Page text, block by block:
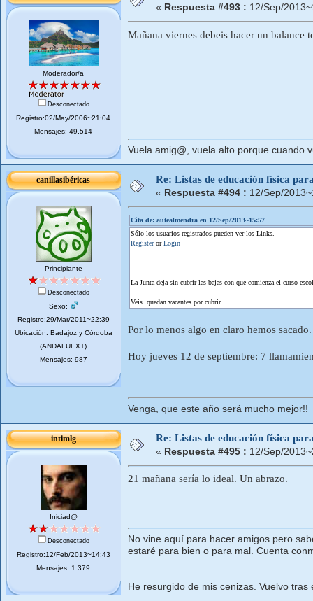
Moderador/a
Desconectado
Registro:02/May/2006~21:04
Mensajes: 49.514
« Respuesta #493 : 12/Sep/
Mañana viernes debeis hacer un balance
Vuela amig@, vuela alto porque cuando
canillasibéricas
Principiante
Desconectado
Sexo:
Registro:29/Mar/2011~22:39
Ubicación: Badajoz y Córdoba
(ANDALUEXT)
Mensajes: 987
Re: Listas de educación física
« Respuesta #494 : 12/Sep/
Cita de: autealmendra en 12/Sep/2013~15:57
Sólo los usuarios registrados pueden ver los Links.
RegisterorLogin
La Junta deja sin cubrir las bajas con que comienza el curso
Veis..quedan vacantes por cubrir....
Por lo menos algo en claro hemos
Hoy jueves 12 de septiembre: 7
Venga, que este año será mucho mejor!!
intimlg
Iniciad@
Desconectado
Registro:12/Feb/2013~14:43
Mensajes: 1.379
Re: Listas de educación física
« Respuesta #495 : 12/Sep/
21 mañana sería lo ideal. Un abrazo.
No vine aquí para hacer amigos pero
estaré para bien o para mal. Cuenta
He resurgido de mis cenizas. Vuelvo tras